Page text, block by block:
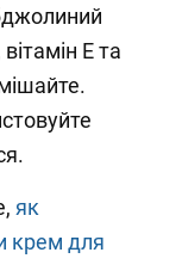
Е та
як
крем для